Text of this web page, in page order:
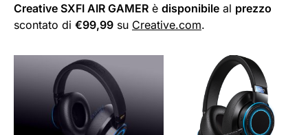
Creative SXFI AIR GAMER è disponibile al prezzo
scontato di €99,99 su Creative.com.